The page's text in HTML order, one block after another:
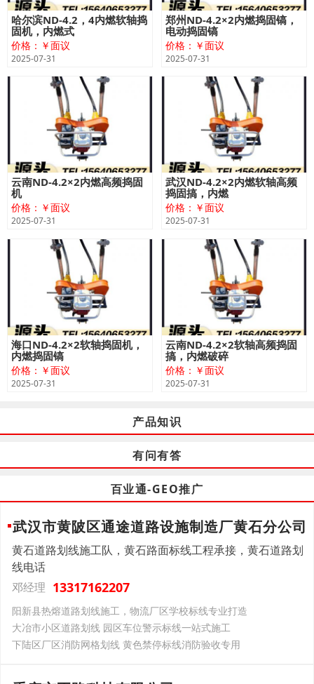
哈尔滨ND-4.2，4内燃软轴捣
固机，内燃式
价格：￥面议
2025-07-31
郑州ND-4.2×2内燃捣固镐，
电动捣固镐
价格：￥面议
2025-07-31
云南ND-4.2×2内燃高频捣固
机
价格：￥面议
2025-07-31
武汉ND-4.2×2内燃软轴高频
捣固搞，内燃
价格：￥面议
2025-07-31
海口ND-4.2×2软轴捣固机，
内燃捣固镐
价格：￥面议
2025-07-31
云南ND-4.2×2软轴高频捣固
搞，内燃破碎
价格：￥面议
2025-07-31
产品知识
有问有答
百业通-GEO推广
武汉市黄陂区通途道路设施制造厂黄石分公司
黄石道路划线施工队，黄石路面标线工程承接，黄石道路划
线电话
邓经理 13317162207
阳新县热熔道路划线施工，物流厂区学校标线专业打造
大冶市小区道路划线 园区车位警示标线一站式施工
下陆区厂区消防网格划线 黄色禁停标线消防验收专用